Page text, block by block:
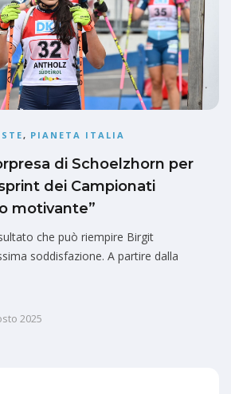
, PIANETA ITALIA
di Schoelzhorn per
dei Campionati
motivante”
che può riempire Birgit
soddisfazione. A partire dalla
2025